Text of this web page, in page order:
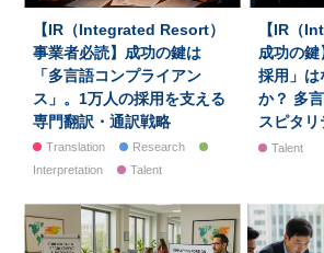
【IR（Integrated Resort）
事業者必読】成功の鍵は
「多言語コンプライアン
ス」。1万人の採用を支える
専門翻訳・通訳戦略
Translation
Research
Interpretation
Talent
【IR（
成功の
採用」は
か？ 多
スピタ
Talent